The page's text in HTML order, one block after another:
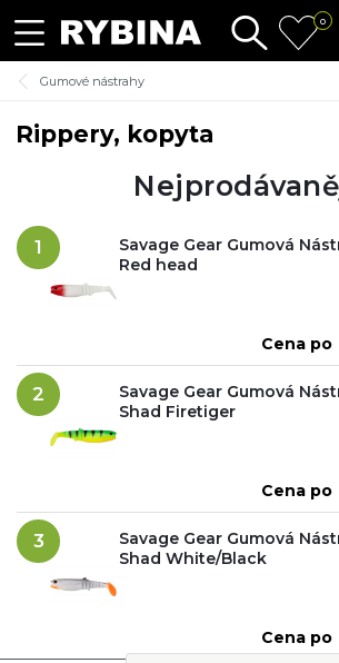
0
Gumové nástrahy
Rippery, kopyta
1
Savage Gear Gumová
Red head
Cena po
2
Savage Gear Gumová
Shad Firetiger
Cena po
3
Savage Gear Gumová
Shad White/Black
Cena po